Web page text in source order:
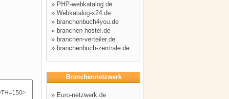
» PHP-webkatalog.de
» Webkatalog-x24.de
» branchenbuch4you.de
» branchen-hostel.de
» branchen-verteiler.de
» branchenbuch-zentrale.de
Branchennetzwerk
» Euro-netzwerk.de